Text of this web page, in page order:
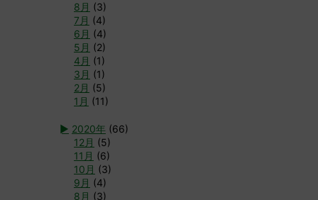
8月 (3)
7月 (4)
6月 (4)
5月 (2)
4月 (1)
3月 (1)
2月 (5)
1月 (11)
► 2020年 (66)
12月 (5)
11月 (6)
10月 (3)
9月 (4)
8月 (3)